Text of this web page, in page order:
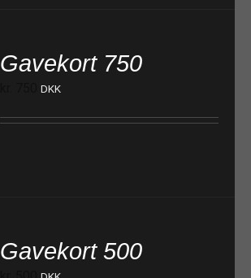
Gavekort 750
DKK
Gavekort 500